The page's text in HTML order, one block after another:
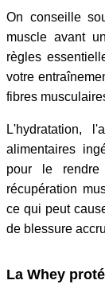
On conseille
muscle avant
règles
votre
fibres
L'hydratation,
alimentaires
pour le
récupération
ce qui peut
de blessure
La Whey